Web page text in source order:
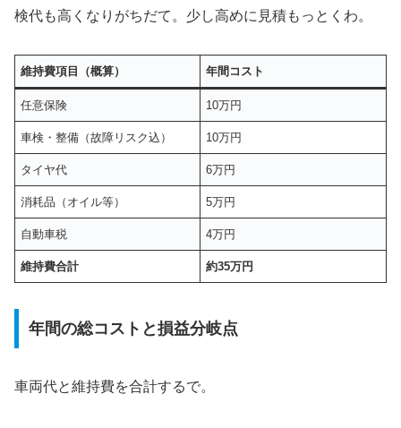
検代も高くなりがちだて。少し高めに見積もっとくわ。
維持費項目（概算） 年間コスト
任意保険 10万円
車検・整備（故障リスク込） 10万円
タイヤ代 6万円
消耗品（オイル等） 5万円
自動車税 4万円
維持費合計 約35万円
年間の総コストと損益分岐点
車両代と維持費を合計するで。